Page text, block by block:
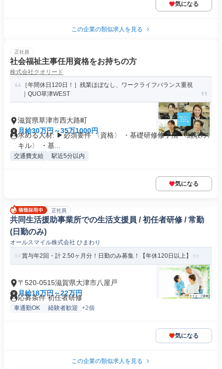
気になる
この企業の類似求人を見る
正社員
社会福祉主事任用資格をお持ちの方
株式会社クオリード
［年間休日120日！］残業ほぼなし、ワークライフバランス重視
｜QUO草津WEST
滋賀県草津市西大路町
月給30万円～35万1000円
求める人材: ▶必須要件 〈資格〉 ・基礎研修修了済 〈経験/ス
キル〉 ・基...
交通費支給 駅近5分以内
気になる
正社員
共同生活援助事業所での生活支援員 / 初任者研修 / 常勤
(日勤のみ)
オールスマイル株式会社 ひまわり
賞与年2回・計 2.50ヶ月分！日勤のみ募集！【年休120日以上】
〒520-0515滋賀県大津市八屋戸
月給18万円～22万円
応募条件 初任者研修
車通勤OK 経験者歓迎 +2個
気になる
この企業の類似求人を見る